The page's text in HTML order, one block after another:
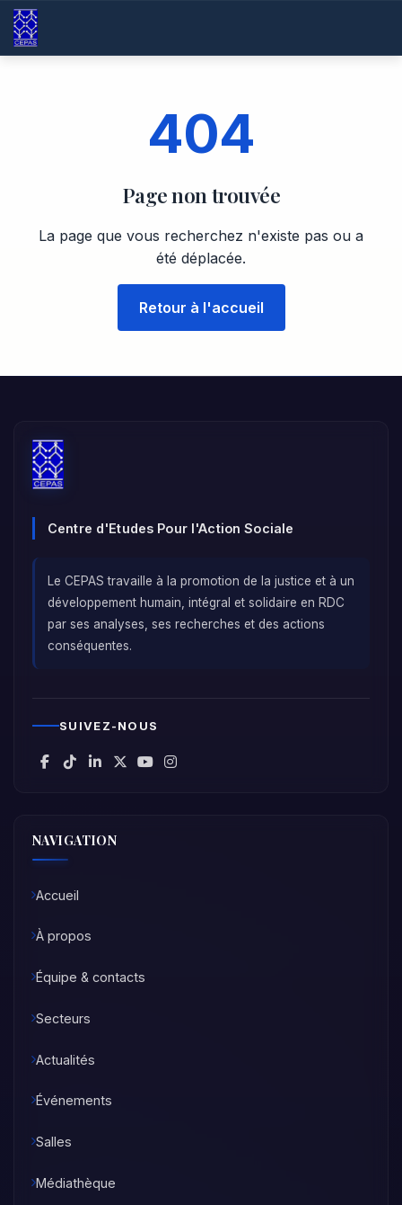
404
Page non trouvée
La page que vous recherchez n'existe pas ou a
été déplacée.
Retour à l'accueil
Centre d'Etudes Pour l'Action Sociale
Le CEPAS travaille à la promotion de la justice et à un
développement humain, intégral et solidaire en RDC
par ses analyses, ses recherches et des actions
conséquentes.
SUIVEZ-NOUS
NAVIGATION
Accueil
À propos
Équipe & contacts
Secteurs
Actualités
Événements
Salles
Médiathèque